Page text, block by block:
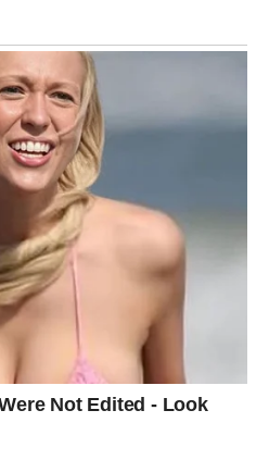
što možemo raditi unutra.”
djetetove perspektive
ili želja djeteta može
ili beznačajnosti.
i uključite ga u donošenje
se osjeća važnim i slušanim
i smanjiti prkos.
uvijek lako biti savršen. Međutim,
ovih uobičajenih pogrešaka,
se razvijaju u emocionalno
Oglasi